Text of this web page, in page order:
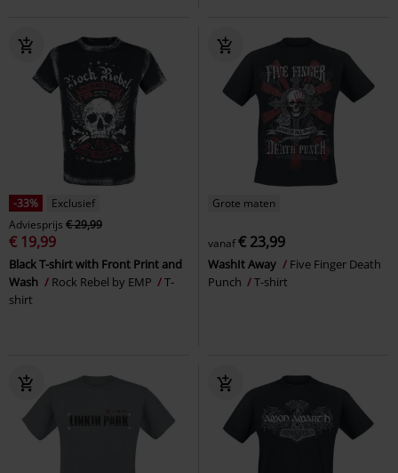
-33%
Exclusief
Adviesprijs € 29,99
€ 19,99
Black T-shirt with Front Print and
Wash
Rock Rebel by EMP
T-
shirt
Grote maten
vanaf€ 23,99
WashIt Away
Five Finger Death
Punch
T-shirt